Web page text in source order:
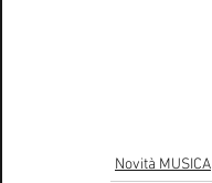
Novità MUSICA